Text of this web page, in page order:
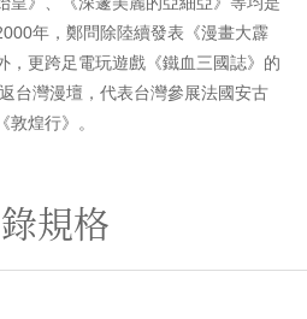
年，鄭問除陸續發表《漫畫大霹
，更跨足電玩遊戲《鐵血三國誌》的
台灣漫壇，代表台灣參展法國安古
煌行》。
規格